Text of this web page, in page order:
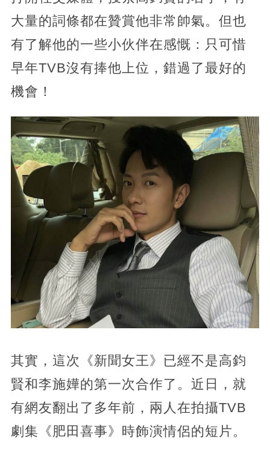
大量的詞條都在贊賞他非常帥氣。但也
有了解他的一些小伙伴在感慨：只可惜
早年TVB沒有捧他上位，錯過了最好的
機會！
其實，這次《新聞女王》已經不是高鈞
賢和李施嬅的第一次合作了。近日，就
有網友翻出了多年前，兩人在拍攝TVB
劇集《肥田喜事》時飾演情侶的短片。